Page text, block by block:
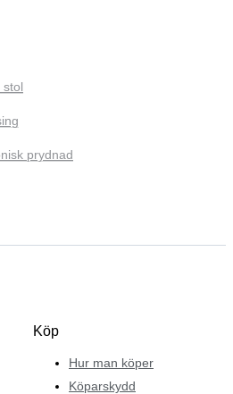
stol
prydnad
Köp
Hur man köper
Köparskydd